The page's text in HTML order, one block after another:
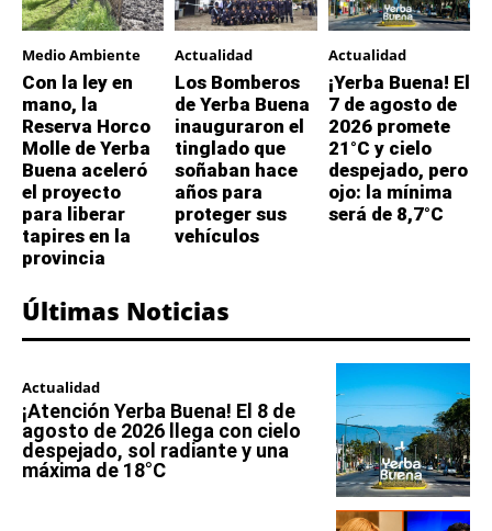
Medio Ambiente
Con la ley en
mano, la
Reserva Horco
Molle de Yerba
Buena aceleró
el proyecto
para liberar
tapires en la
provincia
Actualidad
Los Bomberos
de Yerba Buena
inauguraron el
tinglado que
soñaban hace
años para
proteger sus
vehículos
Actualidad
¡Yerba Buena! El
7 de agosto de
2026 promete
21°C y cielo
despejado, pero
ojo: la mínima
será de 8,7°C
Últimas Noticias
Actualidad
¡Atención Yerba Buena! El 8 de
agosto de 2026 llega con cielo
despejado, sol radiante y una
máxima de 18°C